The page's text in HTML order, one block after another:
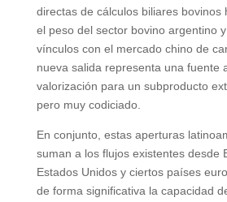
directas de cálculos biliares bovinos
el peso del sector bovino argentino
vínculos con el mercado chino de
nueva salida representa una fuente
valorización para un subproducto
pero muy codiciado.
En conjunto, estas aperturas
suman a los flujos existentes desde
Estados Unidos y ciertos países
de forma significativa la capacidad